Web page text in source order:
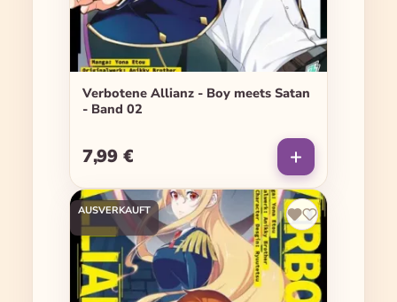
Verbotene Allianz - Boy meets Satan
- Band 02
Regulärer Preis:
7,99 €
AUSVERKAUFT